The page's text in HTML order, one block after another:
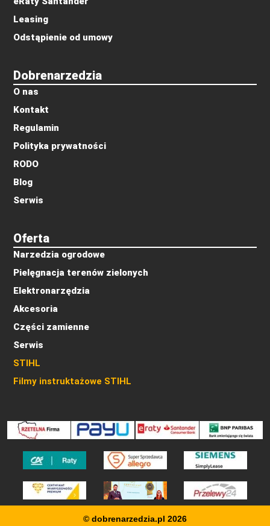
Oferta
Narzedzia ogrodowe
Pielęgnacja terenów zielonych
Elektronarzędzia
Akcesoria
Części zamienne
Serwis
STIHL
Filmy instruktażowe STIHL
Dobrenarzedzia
O nas
Kontakt
Regulamin
Polityka prywatności
RODO
Blog
Serwis
Leasing
Odstąpienie od umowy
© dobrenarzedzia.pl 2026